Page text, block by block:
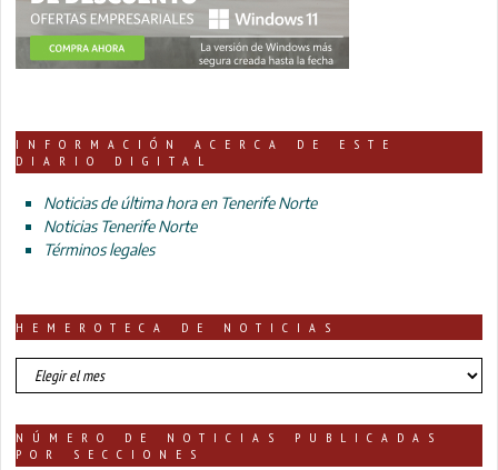
INFORMACIÓN ACERCA DE ESTE
DIARIO DIGITAL
Noticias de última hora en Tenerife Norte
Noticias Tenerife Norte
Términos legales
HEMEROTECA DE NOTICIAS
HEMEROTECA
DE
NÚMERO DE NOTICIAS PUBLICADAS
POR SECCIONES